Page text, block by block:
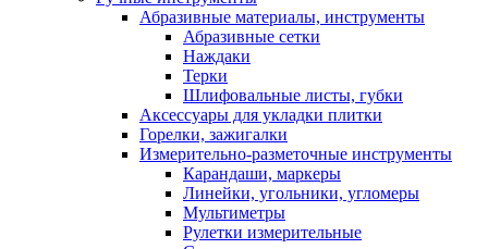
Абразивные материалы, инструменты
Абразивные сетки
Наждаки
Терки
Шлифовальные листы, губки
Аксессуары для укладки плитки
Горелки, зажигалки
Измерительно-разметочные инструменты
Карандаши, маркеры
Линейки, угольники, угломеры
Мультиметры
Рулетки измерительные